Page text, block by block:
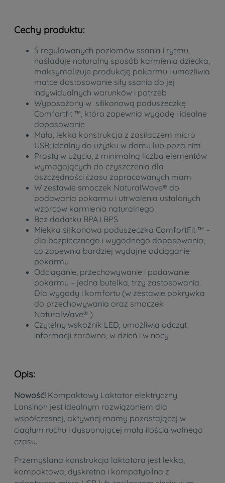
Cechy produktu:
5 regulowanych poziomów ssania i rytmu,
naśladuje naturalny sposób karmienia dziecka,
maksymalizuje produkcję pokarmu i umożliwia
matce dostosowanie siły ssania do jej
indywidualnych warunków i potrzeb
Wyposażony w silikonową poduszeczkę
Comfortfit ™, która zapewnia wygodę i idealne
dopasowanie
Mała, lekka konstrukcja z zasilaczem micro
USB; idealny do użytku w domu lub poza nim
Prosty w użyciu, z minimalną liczbą elementów
wymagających do czyszczenia dla
oszczędności czasu zapracowanych mam
W zestawie smoczek NaturalWave® do
podawania pokarmu i utrwalenia ustalonych
wzorców karmienia naturalnego
Bez dodatku BPA i BPS
Miękka silikonowa poduszeczka ComfortFit ™ –
dla bezpiecznego i wygodnego dopasowania,
co zapewnia bardziej wydajne odciąganie
pokarmu
Odciąganie, przechowywanie i podawanie
pokarmu – jedna butelka, trzy zastosowania.
Dla wygody i komfortu (w zestawie pokrywka
do przechowywania oraz smoczek
NaturalWave® )
Czytelny wskaźnik LED, umożliwia odczyt
informacji zarówno, w dzień i w nocy
Opis:
Nowość! Kompaktowy Laktator elektryczny
Lansinoh jest idealnym rozwiązaniem dla
współczesnej, aktywnej mamy pozostającej w
ciągłym ruchu i dysponującej małą ilością wolnego
czasu.
Przemyślana konstrukcja laktatora jest lekka,
kompaktowa, dyskretna i kompatybilna z